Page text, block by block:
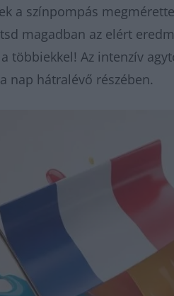
a színpompás
magadban az elért
többiekkel! Az intenzív
nap hátralévő részében.